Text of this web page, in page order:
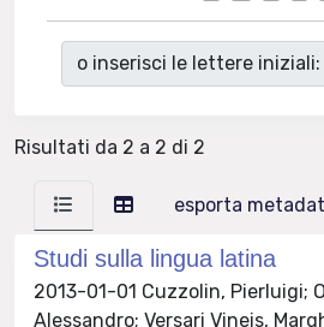
o inserisci le lettere iniziali:
Risultati da 2 a 2 di 2
esporta
Studi sulla lingua latina
2013-01-01 Cuzzolin, Pierluigi;
Alessandro; Versari Vineis,